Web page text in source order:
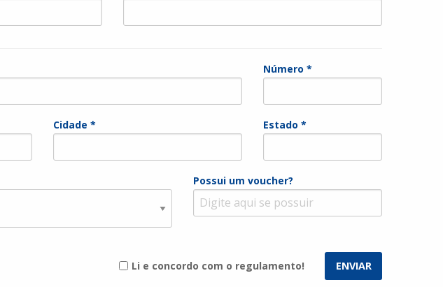
Número *
Cidade * Estado *
Possui um voucher?
Li e concordo com o regulamento!